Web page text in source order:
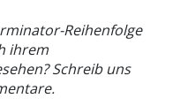
Reihenfolge
ihrem
Schreib uns